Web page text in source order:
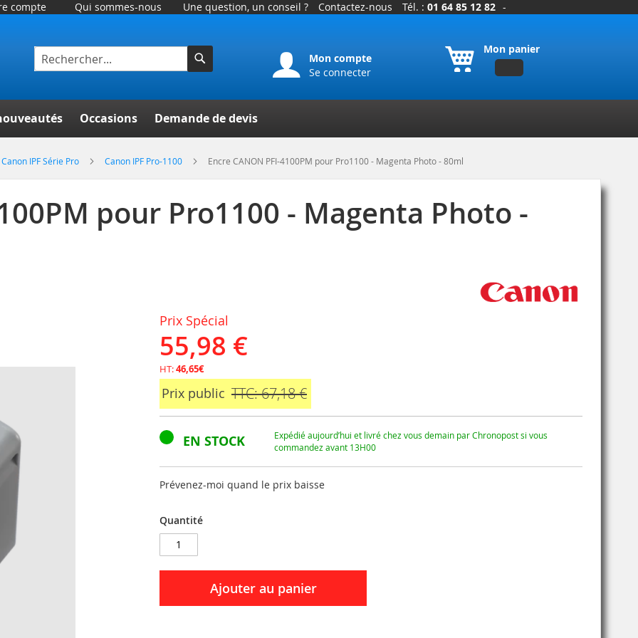
compte Qui sommes-nous Une question, un conseil ? Contactez-nous Tél. : 01 64 85 12 82 -
Mon panier
Mon compte
Se connecter
Occasions Demande de devis
Canon IPF Série Pro Canon IPF Pro-1100 Encre CANON PFI-4100PM pour Pro1100 - Magenta Photo - 80ml
pour Pro1100 - Magenta Photo -
Prix Spécial
55,98 €
HT:46,65€
Prix public TTC: 67,18 €
EN STOCK
Expédié aujourd’hui et livré chez vous demain par Chronopost si vous
commandez avant 13H00
Prévenez-moi quand le prix baisse
Quantité
Ajouter au panier